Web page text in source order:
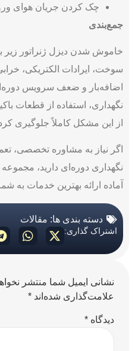
چک کردن جریان هوای
جمع‌بندی
خاموش شدن دیزل ژنراتور زیر
سوخت، ایرادات الکتریکی،
اضافه‌بار و ضعف سرویس
نگهداری، استفاده از قطعات
از این مشکل کاملاً جلوگیری
اگر نیاز به مشاوره تخصصی،
نگهداری دوره‌ای دارید،
آماده ارائه بهترین خدمات به
دسته بندی ها: مقالات
اشتراک گذاری:
نشانی ایمیل شما منتشر
علامت‌گذاری شده‌اند *
دیدگاه *